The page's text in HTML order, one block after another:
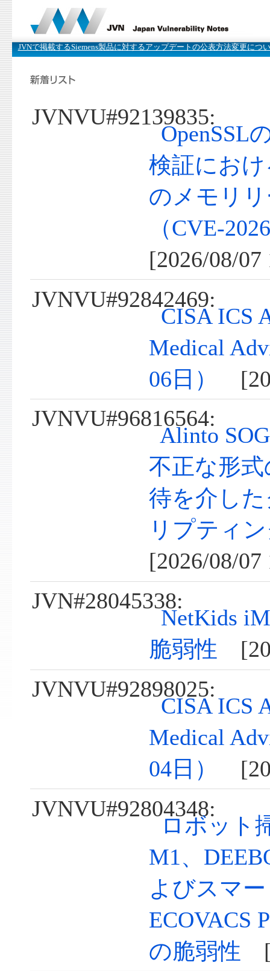
JVNで掲載するSiemens製品に対するアップデートの公表方法変更につ
JVNVU#92139835:
OpenSSL
検証にお
のメモリ
（CVE-
[2026/08/07
JVNVU#92842469:
CISA ICS
Medical
06日）
JVNVU#96816564:
Alinto
不正な形
待を介し
リプティ
[2026/08/07
JVN#28045338:
NetKids
脆弱性
JVNVU#92898025:
CISA ICS
Medical
04日）
JVNVU#92804348:
ロボット
M1、
よびスマ
ECOVACS
の脆弱性